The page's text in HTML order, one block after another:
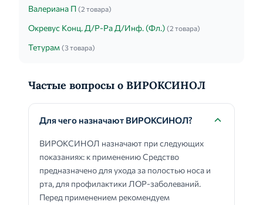
Валериана П (2 товара)
Окревус Конц. Д/Р-Ра Д/Инф. (Фл.) (2 товара)
Тетурам (3 товара)
Частые вопросы о ВИРОКСИНОЛ
Для чего назначают ВИРОКСИНОЛ?
ВИРОКСИНОЛ назначают при следующих
показаниях: к применению Средство
предназначено для ухода за полостью носа и
рта, для профилактики ЛОР-заболеваний.
Перед применением рекомендуем